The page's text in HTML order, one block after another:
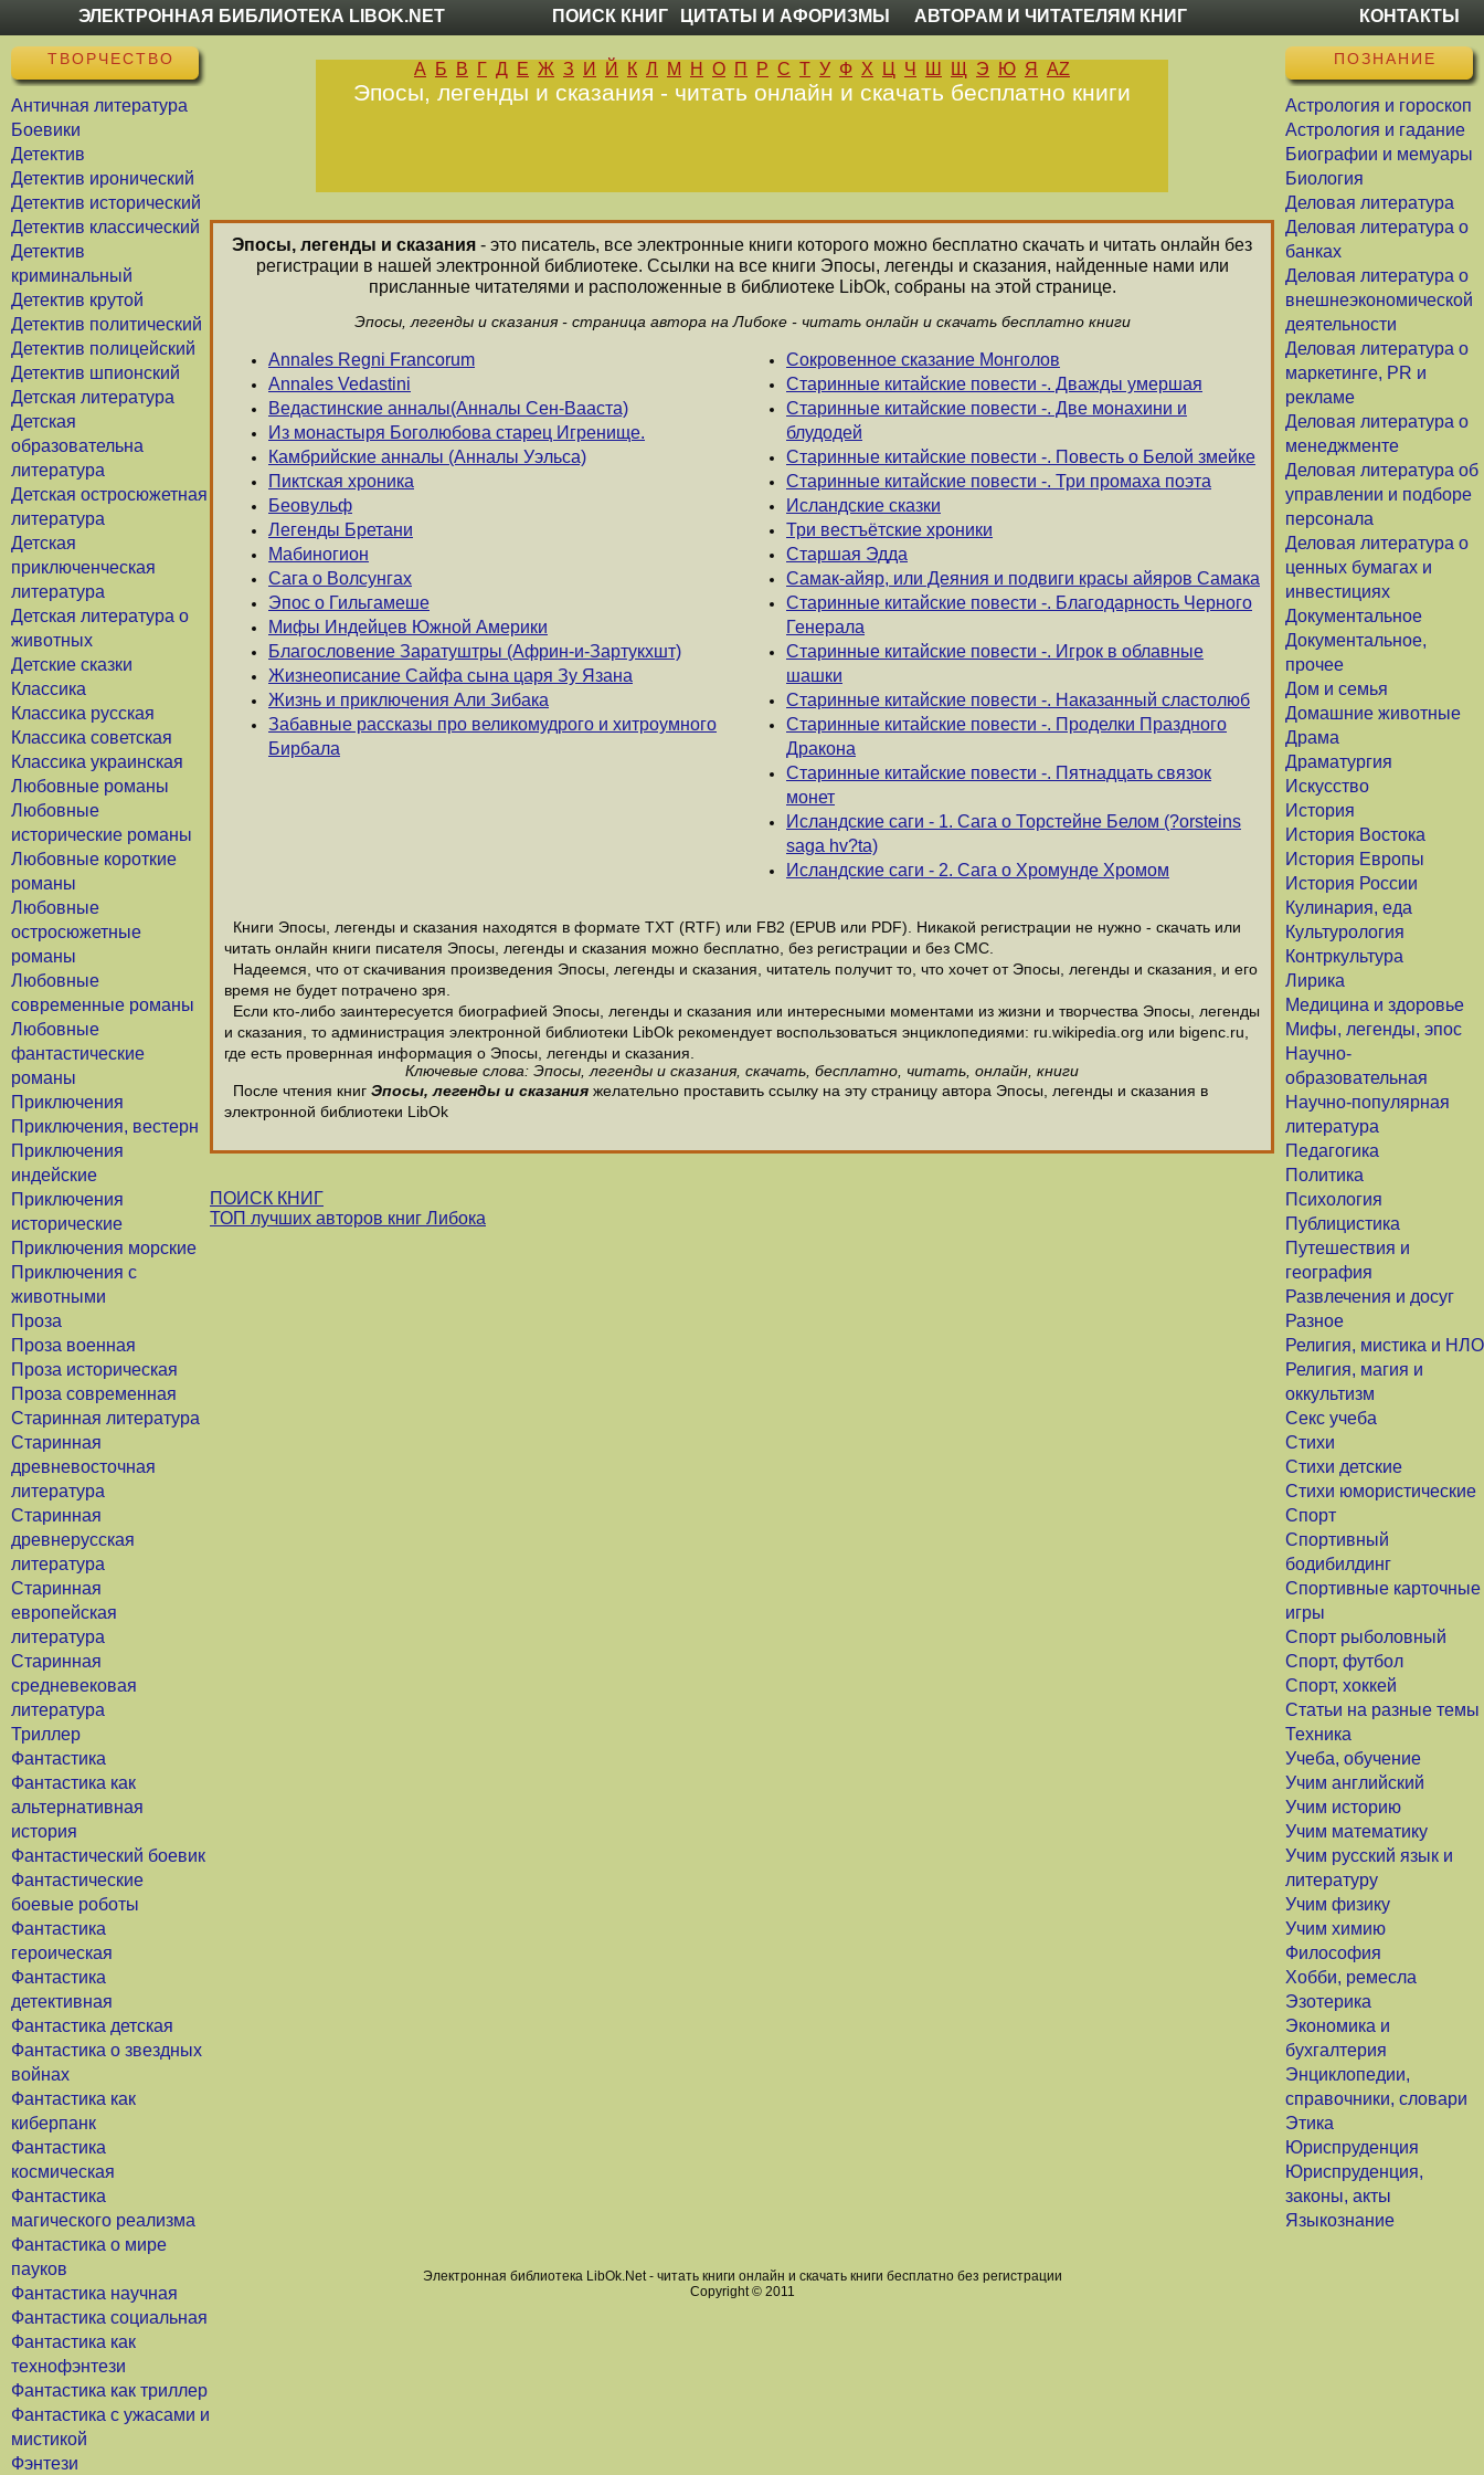
ЭЛЕКТРОННАЯ БИБЛИОТЕКА LIBOK.NET ПОИСК КНИГ ЦИТАТЫ И АФОРИЗМЫ АВТОРАМ И ЧИТАТЕЛЯМ КНИГ КОНТАКТЫ
ТВОРЧЕСТВО
Античная литература
Боевики
Детектив
Детектив иронический
Детектив исторический
Детектив классический
Детектив
криминальный
Детектив крутой
Детектив политический
Детектив полицейский
Детектив шпионский
Детская литература
Детская
образовательна
литература
Детская остросюжетная
литература
Детская
приключенческая
литература
Детская литература о
животных
Детские сказки
Классика
Классика русская
Классика советская
Классика украинская
Любовные романы
Любовные
исторические романы
Любовные короткие
романы
Любовные
остросюжетные
романы
Любовные
современные романы
Любовные
фантастические
романы
Приключения
Приключения, вестерн
Приключения
индейские
Приключения
исторические
Приключения морские
Приключения с
животными
Проза
Проза военная
Проза историческая
Проза современная
Старинная литература
Старинная
древневосточная
литература
Старинная
древнерусская
литература
Старинная
европейская
литература
Старинная
средневековая
литература
Триллер
Фантастика
Фантастика как
альтернативная
история
Фантастический боевик
Фантастические
боевые роботы
Фантастика
героическая
Фантастика
детективная
Фантастика детская
Фантастика о звездных
войнах
Фантастика как
киберпанк
Фантастика
космическая
Фантастика
магического реализма
Фантастика о мире
пауков
Фантастика научная
Фантастика социальная
Фантастика как
технофэнтези
Фантастика как триллер
Фантастика с ужасами и
мистикой
Фэнтези
ПОЗНАНИЕ
Астрология и гороскоп
Астрология и гадание
Биографии и мемуары
Биология
Деловая литература
Деловая литература о
банках
Деловая литература о
внешнеэкономической
деятельности
Деловая литература о
маркетинге, PR и
рекламе
Деловая литература о
менеджменте
Деловая литература об
управлении и подборе
персонала
Деловая литература о
ценных бумагах и
инвестициях
Документальное
Документальное,
прочее
Дом и семья
Домашние животные
Драма
Драматургия
Искусство
История
История Востока
История Европы
История России
Кулинария, еда
Культурология
Контркультура
Лирика
Медицина и здоровье
Мифы, легенды, эпос
Научно-
образовательная
Научно-популярная
литература
Педагогика
Политика
Психология
Публицистика
Путешествия и
география
Развлечения и досуг
Разное
Религия, мистика и НЛО
Религия, магия и
оккультизм
Секс учеба
Стихи
Стихи детские
Стихи юмористические
Спорт
Спортивный
бодибилдинг
Спортивные карточные
игры
Спорт рыболовный
Спорт, футбол
Спорт, хоккей
Статьи на разные темы
Техника
Учеба, обучение
Учим английский
Учим историю
Учим математику
Учим русский язык и
литературу
Учим физику
Учим химию
Философия
Хобби, ремесла
Эзотерика
Экономика и
бухгалтерия
Энциклопедии,
справочники, словари
Этика
Юриспруденция
Юриспруденция,
законы, акты
Языкознание
А Б В Г Д Е Ж З И Й К Л М Н О П Р С Т У Ф Х Ц Ч Ш Щ Э Ю Я AZ
Эпосы, легенды и сказания - читать онлайн и скачать бесплатно книги
Эпосы, легенды и сказания - это писатель, все электронные книги которого можно бесплатно скачать и читать онлайн без
регистрации в нашей электронной библиотеке. Ссылки на все книги Эпосы, легенды и сказания, найденные нами или
присланные читателями и расположенные в библиотеке LibOk, собраны на этой странице.
Эпосы, легенды и сказания - страница автора на Либоке - читать онлайн и скачать бесплатно книги
Annales Regni Francorum
Annales Vedastini
Ведастинские анналы(Анналы Сен-Вааста)
Из монастыря Боголюбова старец Игренище.
Камбрийские анналы (Анналы Уэльса)
Пиктская хроника
Беовульф
Легенды Бретани
Мабиногион
Сага о Волсунгах
Эпос о Гильгамеше
Мифы Индейцев Южной Америки
Благословение Заратуштры (Африн-и-Зартукхшт)
Жизнеописание Сайфа сына царя Зу Язана
Жизнь и приключения Али Зибака
Забавные рассказы про великомудрого и хитроумного
Бирбала
Сокровенное сказание Монголов
Старинные китайские повести -. Дважды умершая
Старинные китайские повести -. Две монахини и
блудодей
Старинные китайские повести -. Повесть о Белой змейке
Старинные китайские повести -. Три промаха поэта
Исландские сказки
Три вестъётские хроники
Старшая Эдда
Самак-айяр, или Деяния и подвиги красы айяров Самака
Старинные китайские повести -. Благодарность Черного
Генерала
Старинные китайские повести -. Игрок в облавные
шашки
Старинные китайские повести -. Наказанный сластолюб
Старинные китайские повести -. Проделки Праздного
Дракона
Старинные китайские повести -. Пятнадцать связок
монет
Исландские саги - 1. Сага о Торстейне Белом (?orsteins
saga hv?ta)
Исландские саги - 2. Сага о Хромунде Хромом
Книги Эпосы, легенды и сказания находятся в формате ТХТ (RTF) или FB2 (EPUB или PDF). Никакой регистрации не нужно - скачать или
читать онлайн книги писателя Эпосы, легенды и сказания можно бесплатно, без регистрации и без СМС.
Надеемся, что от скачивания произведения Эпосы, легенды и сказания, читатель получит то, что хочет от Эпосы, легенды и сказания, и его
время не будет потрачено зря.
Если кто-либо заинтересуется биографией Эпосы, легенды и сказания или интересными моментами из жизни и творчества Эпосы, легенды
и сказания, то администрация электронной библиотеки LibOk рекомендует воспользоваться энциклопедиями: ru.wikipedia.org или bigenc.ru,
где есть провернная информация о Эпосы, легенды и сказания.
Ключевые слова: Эпосы, легенды и сказания, скачать, бесплатно, читать, онлайн, книги
После чтения книг Эпосы, легенды и сказания желательно проставить ссылку на эту страницу автора Эпосы, легенды и сказания в
электронной библиотеки LibOk
ПОИСК КНИГ
ТОП лучших авторов книг Либока
Электронная библиотека LibOk.Net - читать книги онлайн и скачать книги бесплатно без регистрации
Copyright © 2011